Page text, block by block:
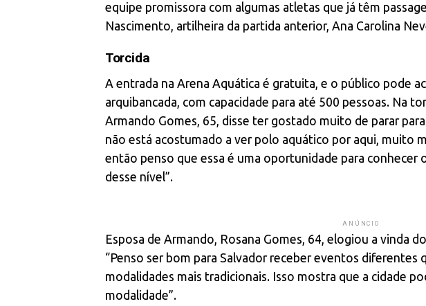
equipe promissora com algumas atletas que já têm
Nascimento, artilheira da partida anterior, Ana Carolina
Torcida
A entrada na Arena Aquática é gratuita, e o público pode
arquibancada, com capacidade para até 500 pessoas. Na
Armando Gomes, 65, disse ter gostado muito de parar
não está acostumado a ver polo aquático por aqui, muito
então penso que essa é uma oportunidade para conhecer
desse nível”.
ANÚNCIO
Esposa de Armando, Rosana Gomes, 64, elogiou a vinda
“Penso ser bom para Salvador receber eventos
modalidades mais tradicionais. Isso mostra que a cidade
modalidade”.